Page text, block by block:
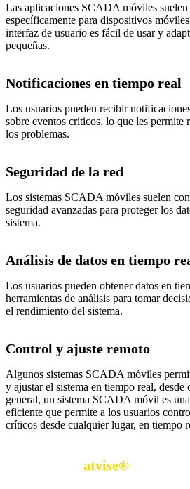
Las aplicaciones SCADA móviles suelen
específicamente para dispositivos
interfaz de usuario es fácil de usar y
pequeñas.
Notificaciones en tiempo real
Los usuarios pueden recibir
sobre eventos críticos, lo que les permite
los problemas.
Seguridad de la red
Los sistemas SCADA móviles suelen
seguridad avanzadas para proteger los
sistema.
Análisis de datos en tiempo
Los usuarios pueden obtener datos en
herramientas de análisis para tomar
el rendimiento del sistema.
Control y ajuste remoto
Algunos sistemas SCADA móviles
y ajustar el sistema en tiempo real,
general, un sistema SCADA móvil es
eficiente que permite a los usuarios
críticos desde cualquier lugar, en tiempo
atvise®